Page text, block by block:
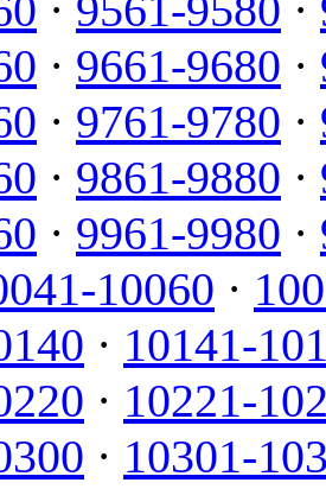
· 9661-9680 ·
· 9761-9780 ·
· 9861-9880 ·
· 9961-9980 ·
10060 ·
· 10141-
· 10221-
· 10301-